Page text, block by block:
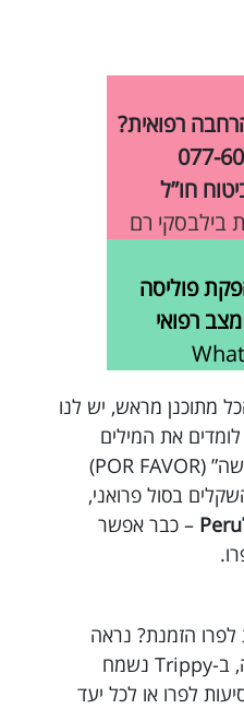
רפואית?
077-
חו”ל
בילבסקי רם
פוליסה
רפואי
מתוכנן מראש, יש לנו
את המילים
“תודה” (Gracias) ו”בבקשה” (POR FAVOR)
בסול פרואני,
Peru – כבר אפשר
לפרו הזמנת? נראה
שעדיין לא, אבל אל דאגה, ב-Trippy נשמח
לפרו או לכל יעד